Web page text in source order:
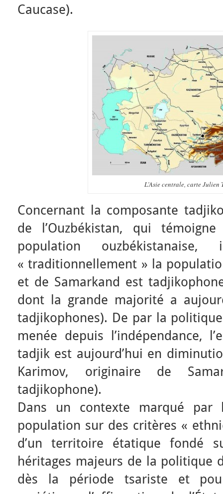
Caucase).
L’Asie centrale, carte Julien
Concernant la composante
de l’Ouzbékistan, qui
population
« traditionnellement » la
et de Samarkand est
dont la grande majorité a
tadjikophones). De par la
menée depuis l’indépendance,
tadjik est aujourd’hui en
Karimov, originaire de
tadjikophone).
Dans un contexte marqué par
population sur des critères «
d’un territoire étatique fondé
héritages majeurs de la politique
dès la période tsariste et